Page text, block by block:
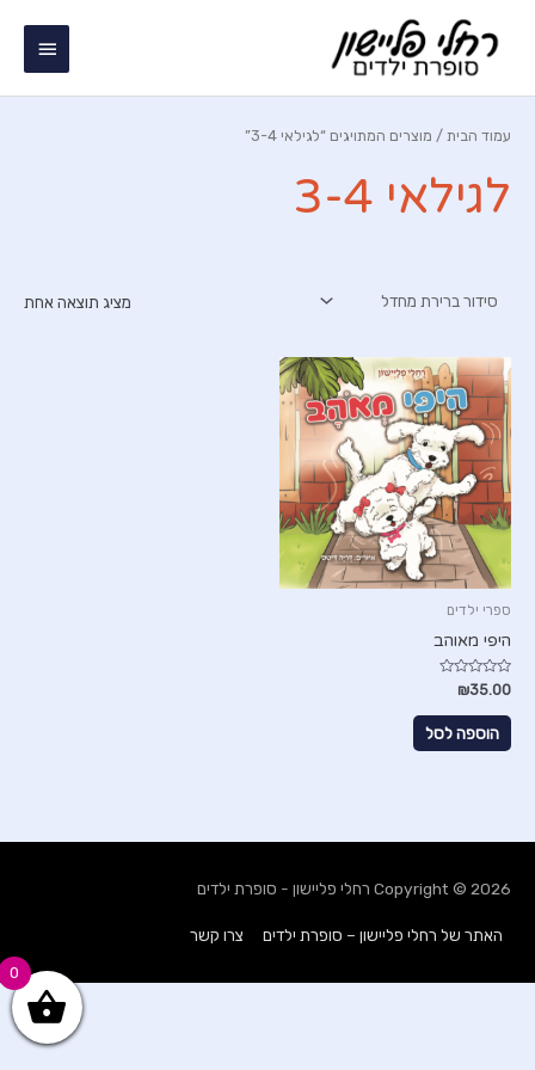
תפריט
עמוד הבית / מוצרים המתויגים “לגילאי 3-4”
לגילאי 3-4
מציג תוצאה אחת
ספרי ילדים
היפי מאוהב
דורג
0
מתוך
₪35.00
הוספה לסל
Copyright © 2026 רחלי פליישון - סופרת ילדים
האתר של רחלי פליישון – סופרת ילדים צרו קשר
0